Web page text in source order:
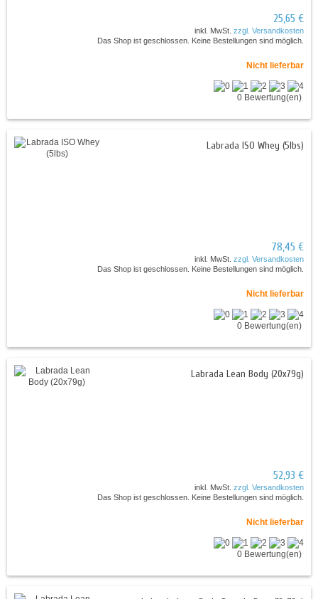
25,65 €
inkl. MwSt. zzgl. Versandkosten
Das Shop ist geschlossen. Keine Bestellungen sind möglich.
Nicht lieferbar
0 Bewertung(en)
Labrada ISO Whey (5lbs)
78,45 €
inkl. MwSt. zzgl. Versandkosten
Das Shop ist geschlossen. Keine Bestellungen sind möglich.
Nicht lieferbar
0 Bewertung(en)
Labrada Lean Body (20x79g)
52,93 €
inkl. MwSt. zzgl. Versandkosten
Das Shop ist geschlossen. Keine Bestellungen sind möglich.
Nicht lieferbar
0 Bewertung(en)